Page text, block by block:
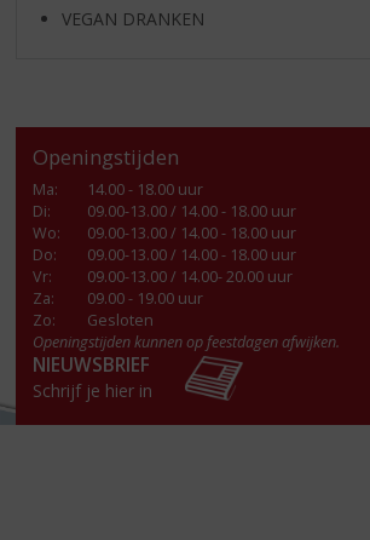
VEGAN DRANKEN
Openingstijden
Ma:
14.00 - 18.00 uur
Di:
09.00-13.00 / 14.00 - 18.00 uur
Wo:
09.00-13.00 / 14.00 - 18.00 uur
Do:
09.00-13.00 / 14.00 - 18.00 uur
Vr:
09.00-13.00 / 14.00- 20.00 uur
Za:
09.00 - 19.00 uur
Zo:
Gesloten
Openingstijden kunnen op feestdagen afwijken.
NIEUWSBRIEF
Schrijf je hier in